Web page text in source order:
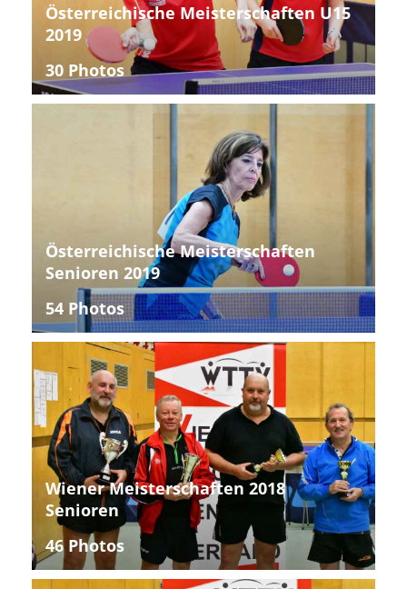
Österreichische Meisterschaften U15
2019
30 Photos
Österreichische Meisterschaften
Senioren 2019
54 Photos
Wiener Meisterschaften 2018
Senioren
46 Photos